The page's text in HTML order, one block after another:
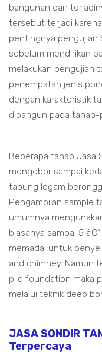
bangunan dan
tersebut terjadi
pentingnya
sebelum mendirikan
melakukan pengujian
penempatan jenis
dengan karakteristik
dibangun pada
Beberapa tahap Jasa
mengebor sampai
tabung logam
Pengambilan sample
umumnya
biasanya sampai 5
memadai untuk
and chimney. Namun
pile foundation maka
melalui teknik deep
JASA SONDIR
Terpercaya